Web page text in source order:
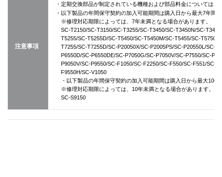
注意事項
・定期交換部品が制定されている機種および部品料金についてはこ
・以下製品の年間保守契約の加入可能期間は購入日から最大7年間
※修理対応期限によっては、7年未満となる場合があります。
SC-T2150/SC-T3150/SC-T3255/SC-T3450/SC-T3450N/SC-
T5255/SC-T5255D/SC-T5450/SC-T5450M/SC-T5455/SC-
T7255/SC-T7255D/SC-P20050X/SC-P2005PS/SC-P20550L/SC-
P6550D/SC-P6550DE/SC-P7050G/SC-P7050V/SC-P7550/SC-
P9050V/SC-P9550/SC-F1050/SC-F2250/SC-F550/SC-F551/SC-
F9550H/SC-V1050
・以下製品の年間保守契約の加入可能期間は購入日から最大10年
※修理対応期限によっては、10年未満となる場合があります。
SC-S9150